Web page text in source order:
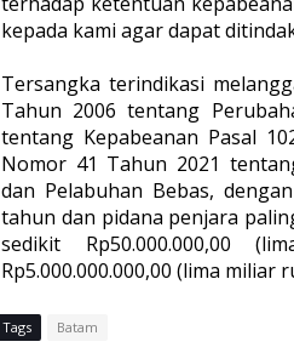
kepada kami agar dapat
Tersangka terindikasi
Tahun 2006 tentang
tentang Kepabeanan Pasal
Nomor 41 Tahun 2021
dan Pelabuhan Bebas,
tahun dan pidana penjara
sedikit Rp50.000.000,00
Rp5.000.000.000,00 (lima miliar
Tags Batam